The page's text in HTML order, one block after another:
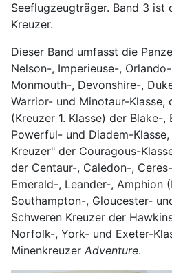
Seeflugzeugträger. Band 3 ist
Kreuzer.
Dieser Band umfasst die
Nelson-, Imperieuse-,
Monmouth-, Devonshire-,
Warrior- und Minotaur-Klasse,
(Kreuzer 1. Klasse) der Blake-
Powerful- und Diadem-
Kreuzer" der Couragous-
der Centaur-, Caledon-,
Emerald-, Leander-, Amphion
Southampton-, Gloucester-
Schweren Kreuzer der
Norfolk-, York- und Exeter-
Minenkreuzer Adventure.